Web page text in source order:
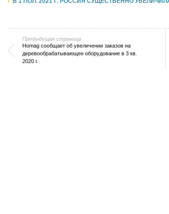
Предыдущая страница
Homag сообщает об увеличении заказов на
деревообрабатывающее оборудование в 3 кв.
2020 г.